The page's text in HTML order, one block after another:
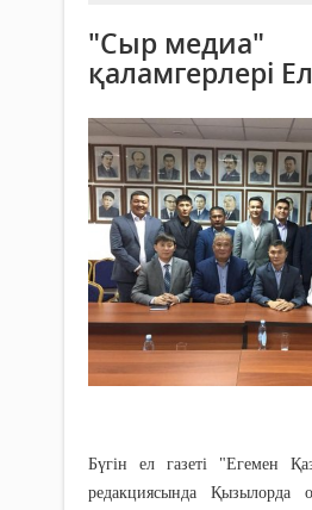
"Сыр медиа"
қаламгерлері
Бүгін ел газеті "Егемен
редакциясында Қызылорда